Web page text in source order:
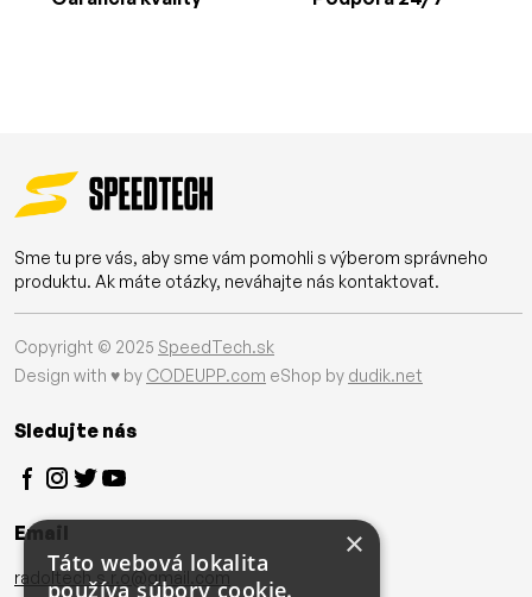
Sme tu pre vás, aby sme vám pomohli s výberom správneho
produktu. Ak máte otázky, neváhajte nás kontaktovať.
Copyright © 2025 SpeedTech.sk
Design with ♥ by CODEUPP.com eShop by dudik.net
Sledujte nás
Email
radoltech.s.r.o@gmail.com
×
Táto webová lokalita
používa súbory cookie.